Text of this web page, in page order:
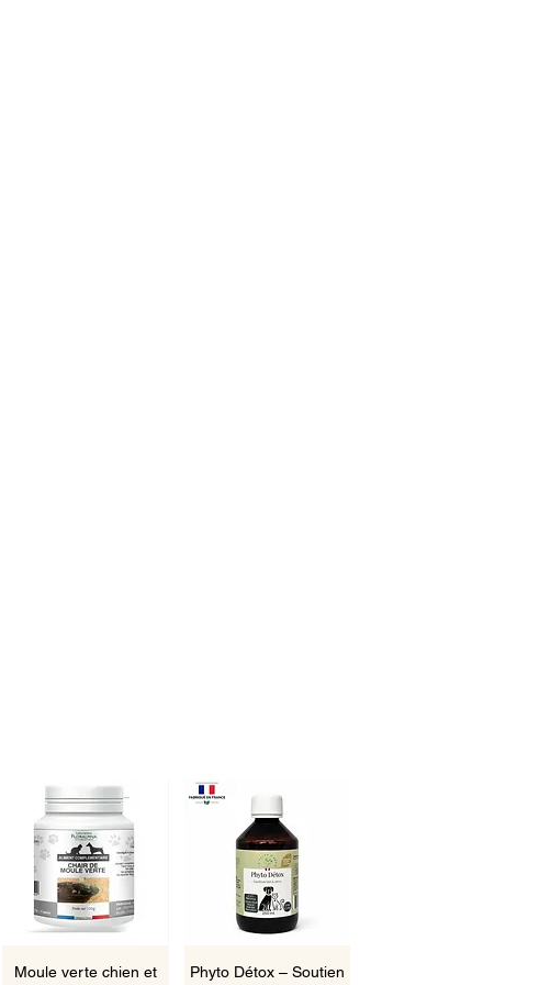
Aperçu rapide
Moule verte chien et
Aperçu rapide
Phyto Détox – Soutien